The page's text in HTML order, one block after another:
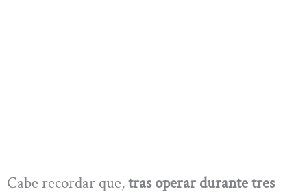
Cabe recordar que,tras operar durante tres